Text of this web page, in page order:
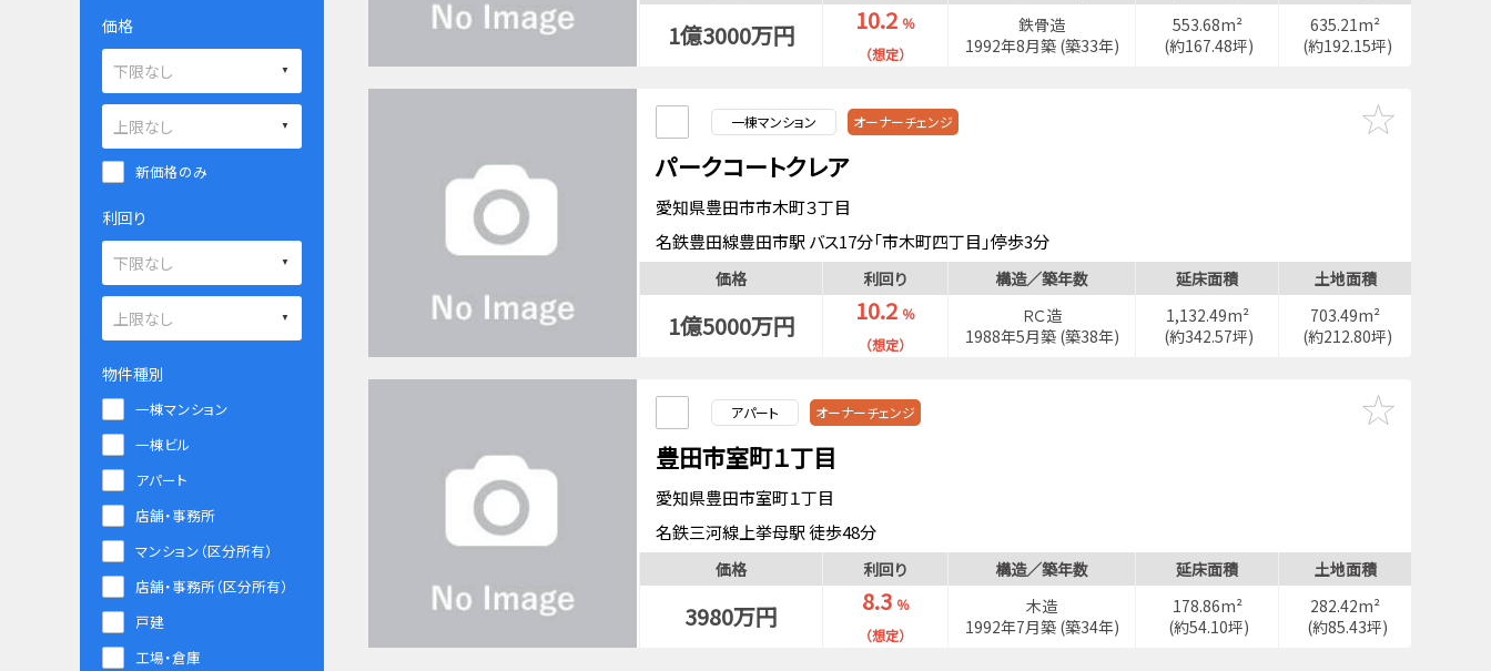
1億3000万円 10.2 ％
（想定）
鉄骨造
1992年8月築 (築33年)
553.68m²
(約167.48坪)
635.21m²
(約192.15坪)
一棟マンション オーナーチェンジ
パークコートクレア
愛知県豊田市市木町３丁目
名鉄豊田線豊田市駅 バス17分「市木町四丁目」停歩3分
価格 利回り 構造／築年数 延床面積 土地面積
1億5000万円 10.2 ％
（想定）
ＲＣ造
1988年5月築 (築38年)
1,132.49m²
(約342.57坪)
703.49m²
(約212.80坪)
アパート オーナーチェンジ
豊田市室町１丁目
愛知県豊田市室町１丁目
名鉄三河線上挙母駅 徒歩48分
価格 利回り 構造／築年数 延床面積 土地面積
3980万円 8.3 ％
（想定）
木造
1992年7月築 (築34年)
178.86m²
(約54.10坪)
282.42m²
(約85.43坪)
価格
新価格のみ
利回り
物件種別
一棟マンション
一棟ビル
アパート
店舗・事務所
マンション（区分所有）
店舗・事務所（区分所有）
戸建
工場・倉庫